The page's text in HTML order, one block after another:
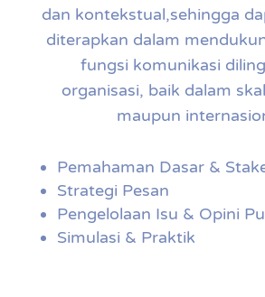
dan kontekstual,sehingga
diterapkan dalam
fungsi komunikasi
organisasi, baik dalam
maupun
Pemahaman Dasar &
Strategi Pesan
Pengelolaan Isu & Opini
Simulasi & Praktik